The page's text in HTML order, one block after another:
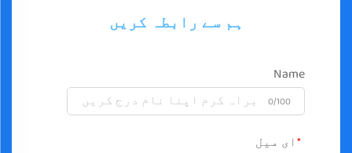
ہم سے رابطہ کریں
Name
0/100
ای میل